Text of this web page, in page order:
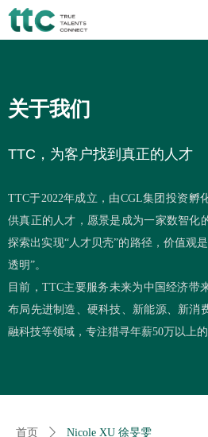
首页 ꄲ Nicole XU 徐旻雯
关于我们
TTC ，为客户找到真正的人才
TTC于2022年成立，由CGL集团投资孵
供真正的人才，愿景是成为一家数智化
探索出实现“人才贝壳”的路径，价值观
透明”。
目前，TTC主要服务未来为中国经济带
布局先进制造、硬科技、新能源、新消
融科技等领域，专注猎寻年薪50万以上的